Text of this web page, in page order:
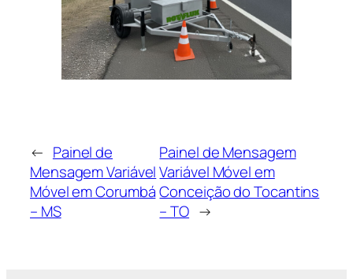
← Painel de
Mensagem Variável
Móvel em Corumbá
– MS
Painel de Mensagem
Variável Móvel em
Conceição do Tocantins
– TO →